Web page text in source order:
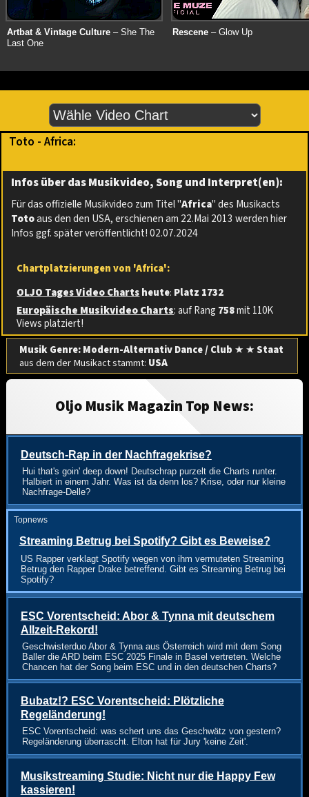
Artbat & Vintage Culture – She The
Last One
Rescene – Glow Up
Toto - Africa:
Infos über das Musikvideo, Song und Interpret(en):
Für das offizielle Musikvideo zum Titel "Africa" des Musikacts
Totoaus den den USA, erschienen am 22.Mai 2013 werden hier
Infos ggf. später veröffentlicht! 02.07.2024
Chartplatzierungen von 'Africa':
OLJO Tages Video Chartsheute: Platz 1732
Europäische Musikvideo Charts: auf Rang 758mit 110K
Views platziert!
Musik Genre: Modern-Alternativ Dance / Club ★ ★Staat
aus dem der Musikact stammt: USA
Oljo Musik Magazin Top News:
Deutsch-Rap in der Nachfragekrise?
Hui that's goin' deep down! Deutschrap purzelt die Charts runter.
Halbiert in einem Jahr. Was ist da denn los? Krise, oder nur kleine
Nachfrage-Delle?
Topnews
Streaming Betrug bei Spotify? Gibt es Beweise?
US Rapper verklagt Spotify wegen von ihm vermuteten Streaming
Betrug den Rapper Drake betreffend. Gibt es Streaming Betrug bei
Spotify?
ESC Vorentscheid: Abor & Tynna mit deutschem
Allzeit-Rekord!
Geschwisterduo Abor & Tynna aus Österreich wird mit dem Song
Baller die ARD beim ESC 2025 Finale in Basel vertreten. Welche
Chancen hat der Song beim ESC und in den deutschen Charts?
Bubatz!? ESC Vorentscheid: Plötzliche
Regeländerung!
ESC Vorentscheid: was schert uns das Geschwätz von gestern?
Regeländerung überrascht. Elton hat für Jury 'keine Zeit'.
Musikstreaming Studie: Nicht nur die Happy Few
kassieren!